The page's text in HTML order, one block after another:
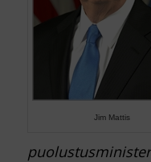
Jim Mattis